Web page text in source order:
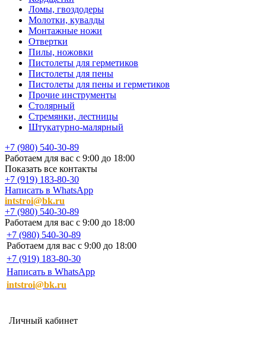
Ломы, гвоздодеры
Молотки, кувалды
Монтажные ножи
Отвертки
Пилы, ножовки
Пистолеты для герметиков
Пистолеты для пены
Пистолеты для пены и герметиков
Прочие инструменты
Столярный
Стремянки, лестницы
Штукатурно-малярный
+7 (980) 540-30-89
Работаем для вас с 9:00 до 18:00
Показать все контакты
+7 (919) 183-80-30
Написать в WhatsApp
intstroi@bk.ru
+7 (980) 540-30-89
Работаем для вас с 9:00 до 18:00
+7 (980) 540-30-89
Работаем для вас с 9:00 до 18:00
+7 (919) 183-80-30
Написать в WhatsApp
intstroi@bk.ru
Личный кабинет